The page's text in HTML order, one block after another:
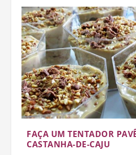
FAÇA UM TENTADOR
CASTANHA-DE-CAJU